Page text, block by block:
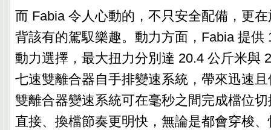
而 Fabia 令人心動的，不只安全配備，更
背該有的駕馭樂趣。動力方面，Fabia 提供
動力選擇，最大扭力分別達 20.4 公斤米與
七速雙離合器自手排變速系統，帶來迅速
雙離合器變速系統可在毫秒之間完成檔位
直接、換檔節奏更明快，無論是都會穿梭